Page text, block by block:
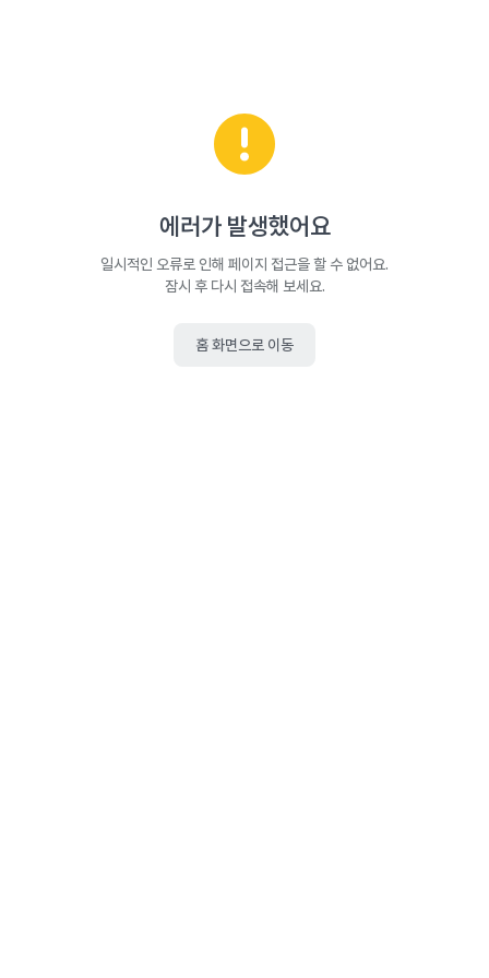
에러가 발생했어요
일시적인 오류로 인해 페이지 접근을 할 수 없어요.
잠시 후 다시 접속해 보세요.
홈 화면으로 이동